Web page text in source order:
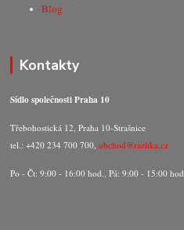
Blog
Kontakty
Sídlo společnosti Praha 10
Třebohostická 12, Praha 10-Strašnice
tel.: +420 234 700 700,obchod@razitka.cz
Po - Čt: 9:00 - 16:00 hod., Pá: 9:00 - 15:00 hod.